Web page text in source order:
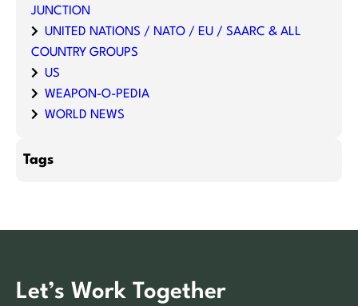
JUNCTION
UNITED NATIONS / NATO / EU / SAARC & ALL
COUNTRY GROUPS
US
WEAPON-O-PEDIA
WORLD NEWS
Tags
Let’s Work Together